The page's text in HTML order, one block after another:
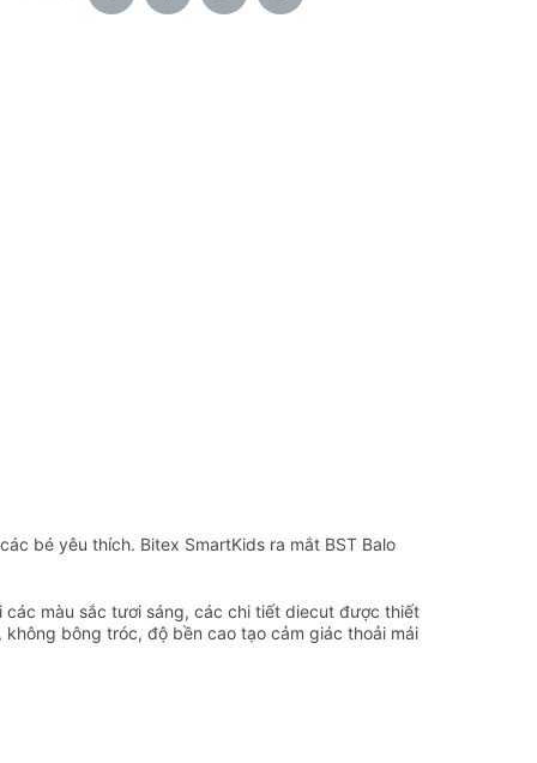
bé yêu thích. Bitex SmartKids ra mắt BST Balo
màu sắc tươi sáng, các chi tiết diecut được thiết
bông tróc, độ bền cao tạo cảm giác thoải mái